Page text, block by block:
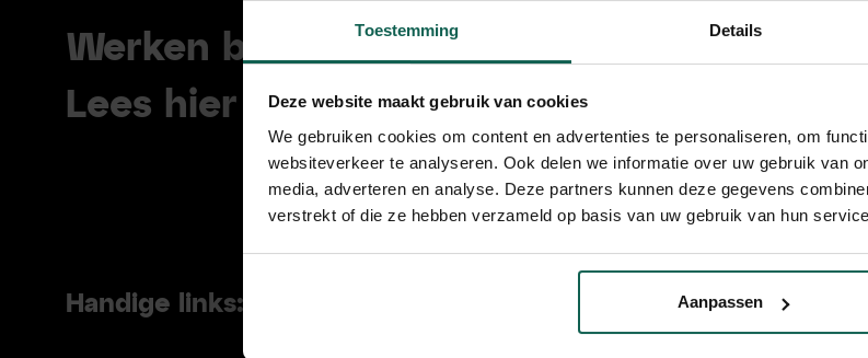
Toestemming Details
Deze website maakt gebruik van cookies
We gebruiken cookies om content en advertenties te personaliseren, om
websiteverkeer te analyseren. Ook delen we informatie over uw gebruik van
media, adverteren en analyse. Deze partners kunnen deze gegevens
verstrekt of die ze hebben verzameld op basis van uw gebruik van hun
Aanpassen
Werken bij Bambuu?Onze vacatures
Lees hier meer overonze unieke aanpak
Handige links: Onze locaties: